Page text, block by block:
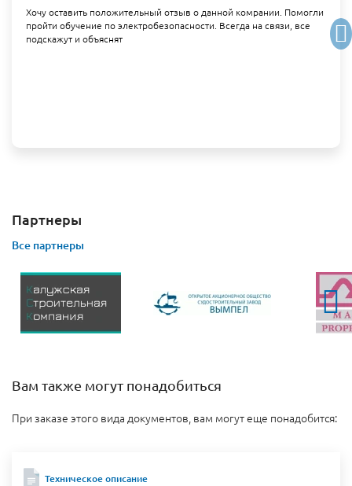
Хочу оставить положительный отзыв о данной комрании. Помогли
пройти обучение по электробезопасности. Всегда на связи, все
подскажут и объяснят
Партнеры
Все партнеры
Вам также могут понадобиться
При заказе этого вида документов, вам могут еще понадобится:
Техническое описание